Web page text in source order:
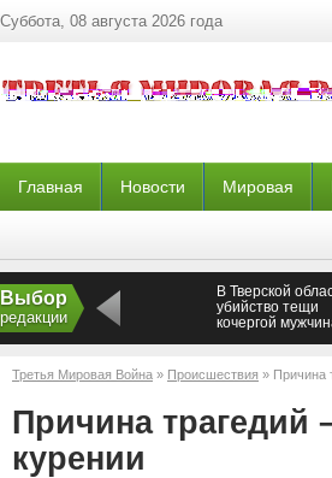
Суббота, 08 августа 2026 года
Главная Новости Мировая
Выбор
редакции
В Тверской
убийство тещи
кочергой
Третья Мировая Война » Происшествия » Причина
Причина трагедий
курении